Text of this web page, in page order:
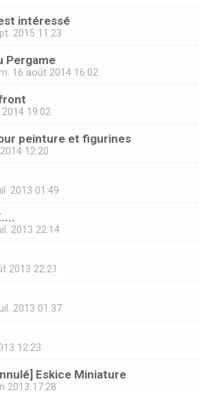
intéressé
2015 11:23
Pergame
16 août 2014 16:02
19:02
peinture et figurines
12:20
2013 01:49
2013 22:14
2013 22:21
2013 01:37
12:23
Eskice Miniature
2013 17:28